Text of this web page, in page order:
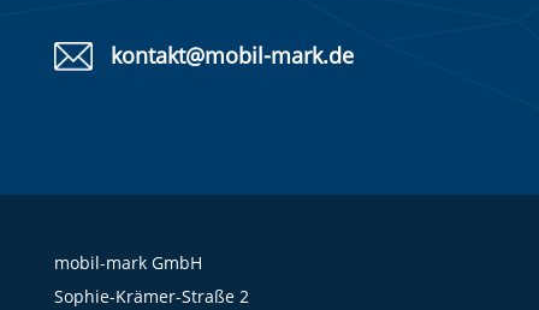
kontakt@mobil-mark.de
mobil-mark GmbH
Sophie-Krämer-Straße 2